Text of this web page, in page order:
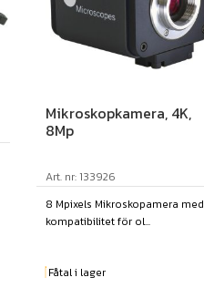
Mikroskopkamera, 4K,
8Mp
Art. nr: 133926
8 Mpixels Mikroskopamera med
kompatibilitet för ol...
Fåtal i lager